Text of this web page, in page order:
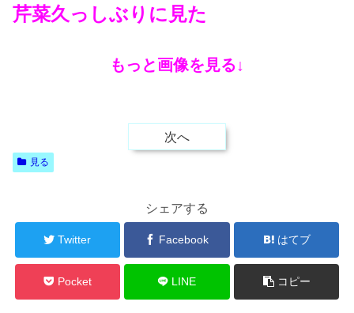
芹菜久っしぶりに見た
もっと画像を見る↓
次へ
見る
シェアする
Twitter Facebook はてブ
Pocket LINE コピー